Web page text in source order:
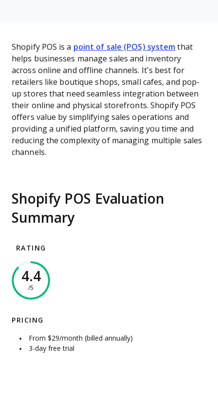
Shopify POS is a point of sale (POS) system that
helps businesses manage sales and inventory
across online and offline channels. It’s best for
retailers like boutique shops, small cafes, and pop-
up stores that need seamless integration between
their online and physical storefronts. Shopify POS
offers value by simplifying sales operations and
providing a unified platform, saving you time and
reducing the complexity of managing multiple sales
channels.
Shopify POS Evaluation
Summary
RATING
4.4
/5
PRICING
From $29/month (billed annually)
3-day free trial